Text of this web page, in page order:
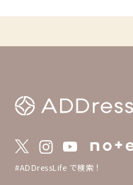
#ADDressLife で検索！